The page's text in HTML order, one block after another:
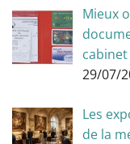
Mieux
cabinet
29/07/
Les
de la